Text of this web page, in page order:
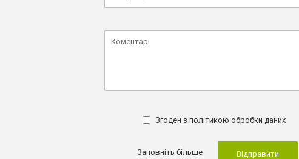
Згоден зполітикою обробки даних
Заповніть більше Відправити